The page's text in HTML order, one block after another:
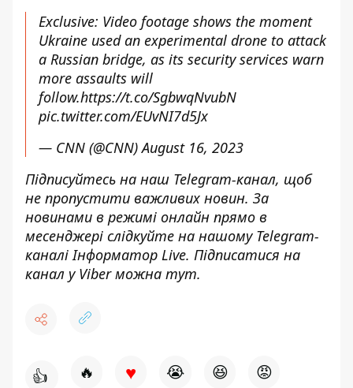
Exclusive: Video footage shows the moment
Ukraine used an experimental drone to attack
a Russian bridge, as its security services warn
more assaults will
follow.https://t.co/SgbwqNvubN
pic.twitter.com/EUvNI7d5Jx
— CNN (@CNN)August 16, 2023
Підписуйтесь на наш Telegram-канал, щоб
не пропустити важливих новин. За
новинами в режимі онлайн прямо в
месенджері слідкуйте на нашому Telegram-
каналіІнформатор Live. Підписатися на
канал у Viber можна тут.
👍 🔥 ♥ 😭 😆 😡